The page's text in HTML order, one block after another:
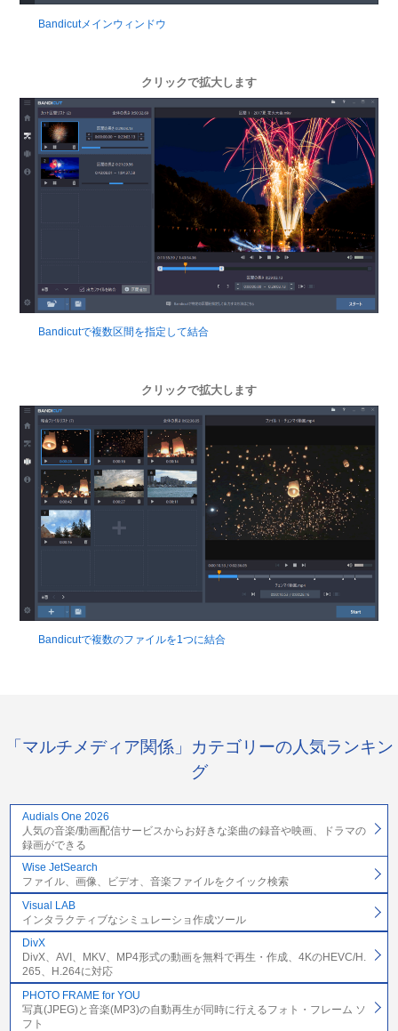
Bandicutメインウィンドウ
クリックで拡大します
Bandicutで複数区間を指定して結合
クリックで拡大します
Bandicutで複数のファイルを1つに結合
「マルチメディア関係」カテゴリーの人気ランキン
グ
Audials One 2026
人気の音楽/動画配信サービスからお好きな楽曲の録音や映画、ドラマの
録画ができる
Wise JetSearch
ファイル、画像、ビデオ、音楽ファイルをクイック検索
Visual LAB
インタラクティブなシミュレーショ作成ツール
DivX
DivX、AVI、MKV、MP4形式の動画を無料で再生・作成、4KのHEVC/H.
265、H.264に対応
PHOTO FRAME for YOU
写真(JPEG)と音楽(MP3)の自動再生が同時に行えるフォト・フレーム ソ
フト